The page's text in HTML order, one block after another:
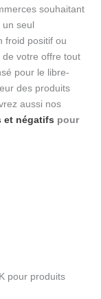
souhaitant
seul
froid positif ou
de votre offre tout
pour le libre-
des produits
aussi nos
et négatifs pour
pour produits